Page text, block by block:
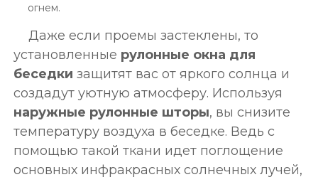
огнем.
Даже если проемы застеклены, то
установленные рулонные окна для
беседки защитят вас от яркого солнца и
создадут уютную атмосферу. Используя
наружные рулонные шторы, вы снизите
температуру воздуха в беседке. Ведь с
помощью такой ткани идет поглощение
основных инфракрасных солнечных лучей,